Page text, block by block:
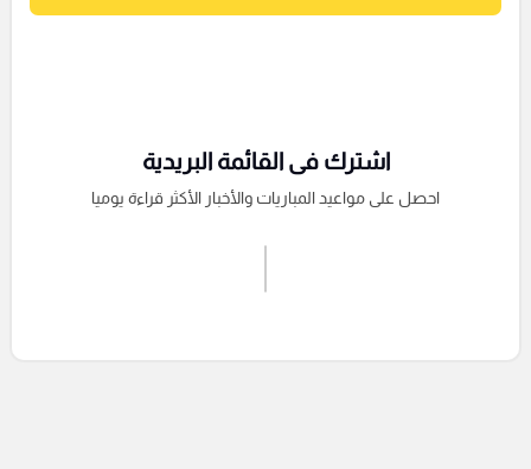
اشترك فى القائمة البريدية
احصل على مواعيد المباريات والأخبار الأكثر قراءة يوميا